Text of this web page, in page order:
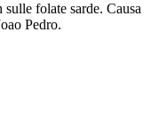
folate sarde. Causa
Pedro.